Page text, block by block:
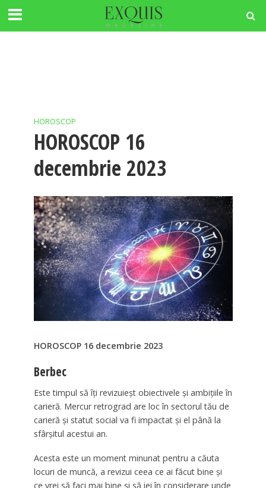
HOROSCOP
HOROSCOP 16
decembrie 2023
HOROSCOP 16 decembrie 2023
Berbec
Este timpul să îți revizuieșt obiectivele și ambițiile în
carieră. Mercur retrograd are loc în sectorul tău de
carieră și statut social va fi impactat și el până la
sfârșitul acestui an.
Acesta este un moment minunat pentru a căuta
locuri de muncă, a revizui ceea ce ai făcut bine și
ce vrei să faci mai bine și să iei în considerare unde